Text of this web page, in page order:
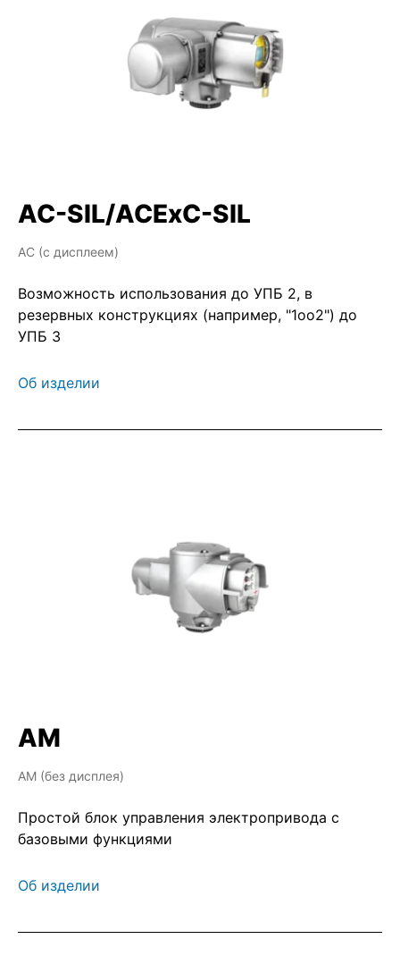
AC-SIL/ACExC-SIL
AC (с дисплеем)
Возможность использования до УПБ 2, в
резервных конструкциях (например, "1oo2") до
УПБ 3
Об изделии
AM
AM (без дисплея)
Простой блок управления электропривода с
базовыми функциями
Об изделии